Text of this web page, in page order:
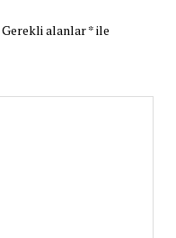
Gerekli alanlar*ile